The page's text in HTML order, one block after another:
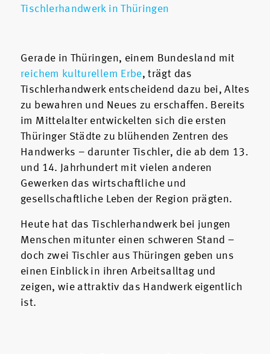
Tischlerhandwerk in Thüringen
Gerade in Thüringen, einem Bundesland mit
reichem kulturellem Erbe, trägt das
Tischlerhandwerk entscheidend dazu bei, Altes
zu bewahren und Neues zu erschaffen. Bereits
im Mittelalter entwickelten sich die ersten
Thüringer Städte zu blühenden Zentren des
Handwerks – darunter Tischler, die ab dem 13.
und 14. Jahrhundert mit vielen anderen
Gewerken das wirtschaftliche und
gesellschaftliche Leben der Region prägten.
Heute hat das Tischlerhandwerk bei jungen
Menschen mitunter einen schweren Stand –
doch zwei Tischler aus Thüringen geben uns
einen Einblick in ihren Arbeitsalltag und
zeigen, wie attraktiv das Handwerk eigentlich
ist.